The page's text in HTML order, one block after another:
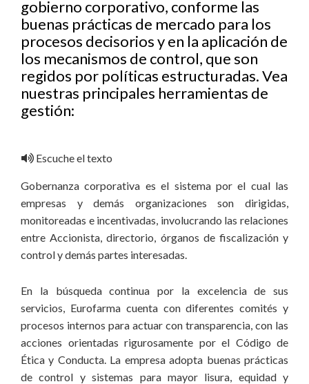
gobierno corporativo, conforme las
buenas prácticas de mercado para los
procesos decisorios y en la aplicación de
los mecanismos de control, que son
regidos por políticas estructuradas. Vea
nuestras principales herramientas de
gestión:
Escuche el texto
Gobernanza corporativa es el sistema por el cual las
empresas y demás organizaciones son dirigidas,
monitoreadas e incentivadas, involucrando las relaciones
entre Accionista, directorio, órganos de fiscalización y
control y demás partes interesadas.
En la búsqueda continua por la excelencia de sus
servicios, Eurofarma cuenta con diferentes comités y
procesos internos para actuar con transparencia, con las
acciones orientadas rigurosamente por el Código de
Ética y Conducta. La empresa adopta buenas prácticas
de control y sistemas para mayor lisura, equidad y